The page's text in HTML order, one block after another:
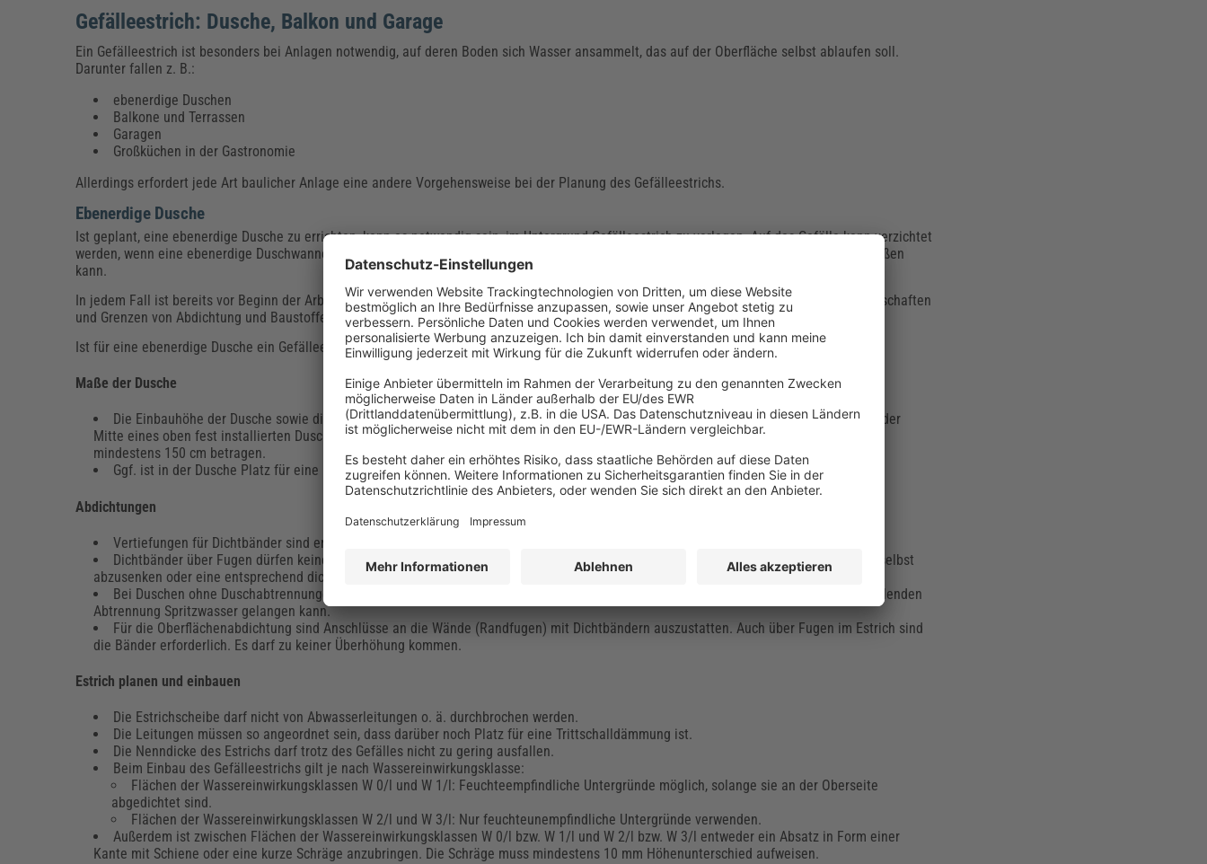
Gefälleestrich: Dusche, Balkon und Garage
Ein Gefälleestrich ist besonders bei Anlagen notwendig, auf deren Boden sich Wasser ansammelt, das auf der Oberfläche selbst ablaufen soll.
Darunter fallen z. B.:
ebenerdige Duschen
Balkone und Terrassen
Garagen
Großküchen in der Gastronomie
Allerdings erfordert jede Art baulicher Anlage eine andere Vorgehensweise bei der Planung des Gefälleestrichs.
Ebenerdige Dusche
Ist geplant, eine ebenerdige Dusche zu errichten, kann es notwendig sein, im Untergrund Gefälleestrich zu verlegen. Auf das Gefälle kann verzichtet
werden, wenn eine ebenerdige Duschwanne zum Einsatz kommt, da das Wasser dort auch ohne zusätzliche Neigung des Untergrunds abfließen
kann.
In jedem Fall ist bereits vor Beginn der Arbeiten wichtig, die Wünsche des Kunden mit den Anforderungen der Bauplanung sowie den Eigenschaften
und Grenzen von Abdichtung und Baustoffen in Einklang zu bringen.
Ist für eine ebenerdige Dusche ein Gefälleestrich im Boden angedacht, gelten weitere bautechnische Aspekte, wie z. B.:
Maße der Dusche
Die Einbauhöhe der Dusche sowie die Größe der Duschfläche muss ausreichend sein. Als Orientierung gelten 100 cm Platz zwischen der
Mitte eines oben fest installierten Duschkopfs und dem benachbarten Bereich. Gibt es keine feste Duschabgrenzung, sollte der Abstand
mindestens 150 cm betragen.
Ggf. ist in der Dusche Platz für eine Hilfs- oder Pflegeperson erforderlich, abhängig von der Nutzung der Dusche.
Abdichtungen
Vertiefungen für Dichtbänder sind erforderlich.
Dichtbänder über Fugen dürfen keine Unebenheiten hervorrufen. Um Unebenheiten zu vermeiden, ist es möglich, den Gefälleestrich selbst
abzusenken oder eine entsprechend dicke Dichtschicht zu erzeugen.
Bei Duschen ohne Duschabtrennungen oder Abtrennungen ohne Tür muss auch die Fläche abgedichtet sein, auf die aufgrund der fehlenden
Abtrennung Spritzwasser gelangen kann.
Für die Oberflächenabdichtung sind Anschlüsse an die Wände (Randfugen) mit Dichtbändern auszustatten. Auch über Fugen im Estrich sind
die Bänder erforderlich. Es darf zu keiner Überhöhung kommen.
Estrich planen und einbauen
Die Estrichscheibe darf nicht von Abwasserleitungen o. ä. durchbrochen werden.
Die Leitungen müssen so angeordnet sein, dass darüber noch Platz für eine Trittschalldämmung ist.
Die Nenndicke des Estrichs darf trotz des Gefälles nicht zu gering ausfallen.
Beim Einbau des Gefälleestrichs gilt je nach Wassereinwirkungsklasse:
Flächen der Wassereinwirkungsklassen W 0/l und W 1/l: Feuchteempfindliche Untergründe möglich, solange sie an der Oberseite
abgedichtet sind.
Flächen der Wassereinwirkungsklassen W 2/l und W 3/l: Nur feuchteunempfindliche Untergründe verwenden.
Außerdem ist zwischen Flächen der Wassereinwirkungsklassen W 0/l bzw. W 1/l und W 2/l bzw. W 3/l entweder ein Absatz in Form einer
Kante mit Schiene oder eine kurze Schräge anzubringen. Die Schräge muss mindestens 10 mm Höhenunterschied aufweisen.